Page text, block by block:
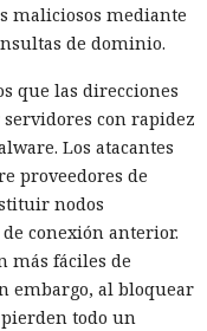
maliciosos mediante
de dominio.
que las direcciones
con rapidez
Los atacantes
proveedores de
nodos
conexión anterior.
más fáciles de
embargo, al bloquear
todo un